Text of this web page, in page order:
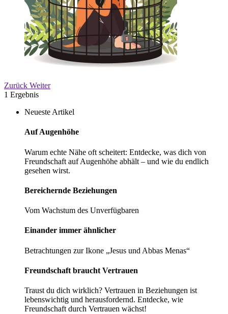
Zurück Weiter
1 Ergebnis
Neueste Artikel
Auf Augenhöhe
Warum echte Nähe oft scheitert: Entdecke, was dich von
Freundschaft auf Augenhöhe abhält – und wie du endlich
gesehen wirst.
Bereichernde­ ­Beziehungen
Vom Wachstum des Unverfügbaren
Einander immer ­ähnlicher
Betrachtungen zur Ikone „Jesus und Abbas Menas“
Freundschaft braucht Vertrauen
Traust du dich wirklich? Vertrauen in Beziehungen ist
lebenswichtig und herausfordernd. Entdecke, wie
Freundschaft durch Vertrauen wächst!